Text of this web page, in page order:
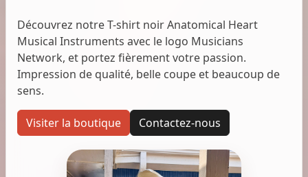
Découvrez notre T-shirt noir Anatomical Heart
Musical Instruments avec le logo Musicians
Network, et portez fièrement votre passion.
Impression de qualité, belle coupe et beaucoup de
sens.
Visiter la boutique Contactez-nous